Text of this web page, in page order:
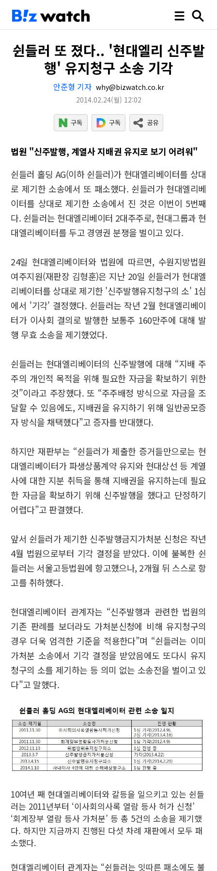
쉰들러 또 졌다.. '현대엘리 신주발
행' 유지청구 소송 기각
안준형 기자 why@bizwatch.co.kr
2014.02.24(월) 12:02
법원 "신주발행, 계열사 지배권 유지로 보기 어려워"
쉰들러 홀딩 AG(이하 쉰들러)가 현대엘리베이터를 상대
로 제기한 소송에서 또 패소했다. 쉰들러가 현대엘리베
이터를 상대로 제기한 소송에서 진 것은 이번이 5번째
다. 쉰들러는 현대엘리베이터 2대주주로, 현대그룹과 현
대엘리베이터를 두고 경영권 분쟁을 벌이고 있다.
24일 현대엘리베이터와 법원에 따르면, 수원지방법원
여주지원(재판장 김형훈)은 지난 20일 쉰들러가 현대엘
리베이터를 상대로 제기한 '신주발행유지청구의 소' 1심
에서 '기각' 결정했다. 쉰들러는 작년 2월 현대엘리베이
터가 이사회 결의로 발행한 보통주 160만주에 대해 발
행 무효 소송을 제기했었다.
쉰들러는 현대엘리베이터의 신주발행에 대해 “지배 주
주의 개인적 목적을 위해 필요한 자금을 확보하기 위한
것”이라고 주장했다. 또 “주주배정 방식으로 자금을 조
달할 수 있음에도, 지배권을 유지하기 위해 일반공모증
자 방식을 채택했다”고 증자를 반대했다.
하지만 재판부는 “쉰들러가 제출한 증거들만으로는 현
대엘리베이터가 파생상품계약 유지와 현대상선 등 계열
사에 대한 지분 취득을 통해 지배권을 유지하는데 필요
한 자금을 확보하기 위해 신주발행을 했다고 단정하기
어렵다”고 판결했다.
앞서 쉰들러가 제기한 신주발행금지가처분 신청은 작년
4월 법원으로부터 기각 결정을 받았다. 이에 불복한 쉰
들러는 서울고등법원에 항고했으나, 2개월 뒤 스스로 항
고를 취하했다.
현대엘리베이터 관계자는 “신주발행과 관련한 법원의
기존 판례를 보더라도 가처분신청에 비해 유지청구의
경우 더욱 엄격한 기준을 적용한다”며 “쉰들러는 이미
가처분 소송에서 기각 결정을 받았음에도 또다시 유지
청구의 소를 제기하는 등 의미 없는 소송전을 벌이고 있
다”고 말했다.
10여년 째 현대엘리베이터와 갈등을 일으키고 있는 쉰들
러는 2011년부터 ‘이사회의사록 열람 등사 허가 신청’
‘회계장부 열람 등사 가처분’ 등 총 5건의 소송을 제기했
다. 하지만 지금까지 진행된 다섯 차례 재판에서 모두 패
소했다.
현대엘리베이터 관계자는 “쉰들러는 잇따른 패소에도 불